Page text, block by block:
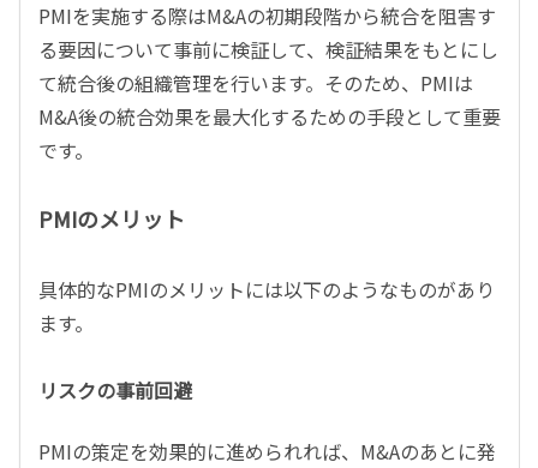
PMIを実施する際はM&Aの初期段階から統合を阻害す
る要因について事前に検証して、検証結果をもとにし
て統合後の組織管理を行います。そのため、PMIは
M&A後の統合効果を最大化するための手段として重要
です。
PMIのメリット
具体的なPMIのメリットには以下のようなものがあり
ます。
リスクの事前回避
PMIの策定を効果的に進められれば、M&Aのあとに発